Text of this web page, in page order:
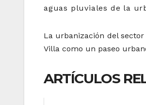
aguas pluviales de la
La urbanización del
Villa como un paseo
ARTÍCULOS